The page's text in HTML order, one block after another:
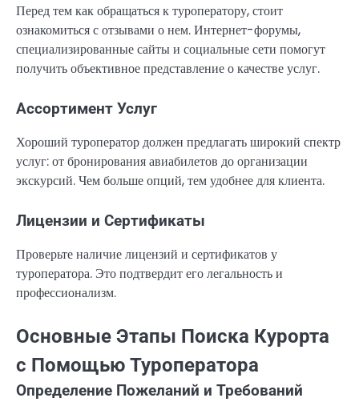
Перед тем как обращаться к туроператору, стоит
ознакомиться с отзывами о нем. Интернет-форумы,
специализированные сайты и социальные сети помогут
получить объективное представление о качестве услуг.
Ассортимент Услуг
Хороший туроператор должен предлагать широкий спектр
услуг: от бронирования авиабилетов до организации
экскурсий. Чем больше опций, тем удобнее для клиента.
Лицензии и Сертификаты
Проверьте наличие лицензий и сертификатов у
туроператора. Это подтвердит его легальность и
профессионализм.
Основные Этапы Поиска Курорта
с Помощью Туроператора
Определение Пожеланий и Требований